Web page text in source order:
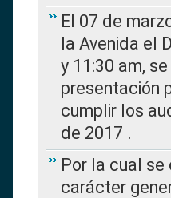
El 07 de
la Avenida el
y 11:30 am,
presentación
cumplir los
de 2017 .
Por la cual
carácter